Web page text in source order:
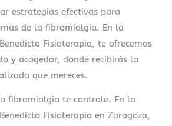
estrategias efectivas para
de la fibromialgia. En la
Fisioterapia, te ofrecemos
y acogedor, donde recibirás la
que mereces.
fibromialgia te controle. En la
Fisioterapia en Zaragoza,